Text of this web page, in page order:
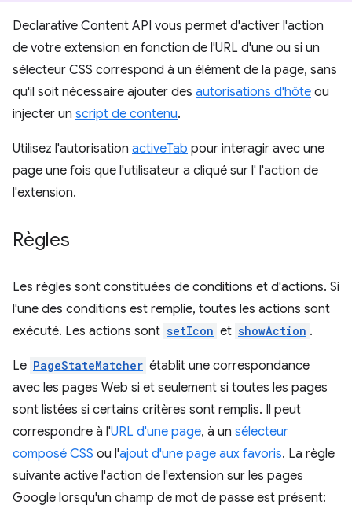
Declarative Content API vous permet d'activer l'action
de votre extension en fonction de l'URL d'une ou si un
sélecteur CSS correspond à un élément de la page, sans
qu'il soit nécessaire ajouter des autorisations d'hôte ou
injecter un script de contenu.
Utilisez l'autorisation activeTab pour interagir avec une
page une fois que l'utilisateur a cliqué sur l' l'action de
l'extension.
Règles
Les règles sont constituées de conditions et d'actions. Si
l'une des conditions est remplie, toutes les actions sont
exécuté. Les actions sont setIcon et showAction .
Le PageStateMatcher établit une correspondance
avec les pages Web si et seulement si toutes les pages
sont listées si certains critères sont remplis. Il peut
correspondre à l'URL d'une page, à un sélecteur
composé CSS ou l'ajout d'une page aux favoris. La règle
suivante active l'action de l'extension sur les pages
Google lorsqu'un champ de mot de passe est présent: